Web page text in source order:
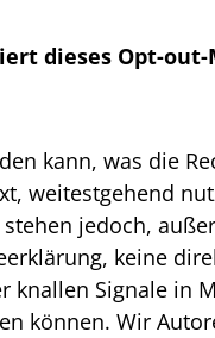
dieses Opt-
kann, was die
weitestgehend
jedoch,
keine
knallen Signale in
können. Wir